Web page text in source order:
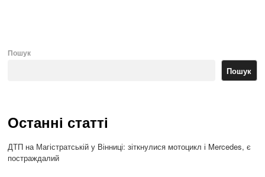
Пошук
Пошук
Останні статті
ДТП на Магістратській у Вінниці: зіткнулися мотоцикл і Mercedes, є
постраждалий